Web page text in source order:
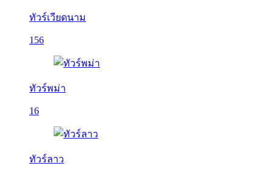
ทัวร์เวียดนาม
156
ทัวร์พม่า
16
ทัวร์ลาว